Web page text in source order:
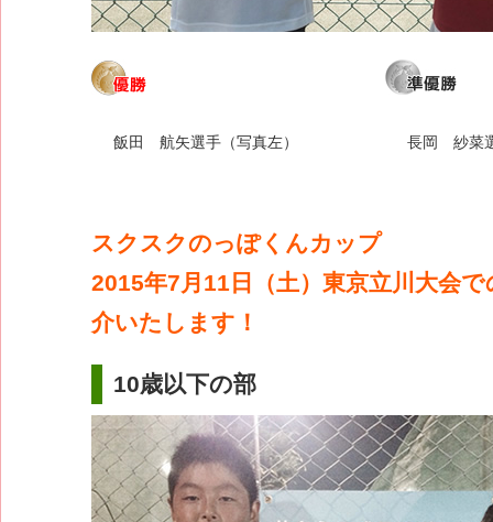
飯田 航矢選手（写真左） 長岡 紗菜
スクスクのっぽくんカップ
2015年7月11日（土）東京立川大会
介いたします！
10歳以下の部